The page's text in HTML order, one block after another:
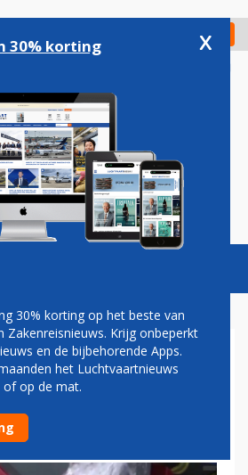
Check in
Podcasts Vacatures
OP
TOPMAN
30% korting x
30% korting op het beste van
Zakenreisnieuws. Krijg onbeperkt
en de bijbehorende Apps.
het Luchtvaartnieuws
of op de mat.